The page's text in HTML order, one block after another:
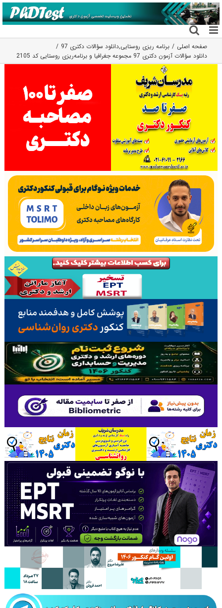
رفتن
به
محتوا
صفحه اصلی برنامه ریزی روستایی,دانلود سؤالات دکتری 97
دانلود سؤالات آزمون دکتری 97 مجموعه جغرافیا و برنامه‌ریزی روستایی کد 2105